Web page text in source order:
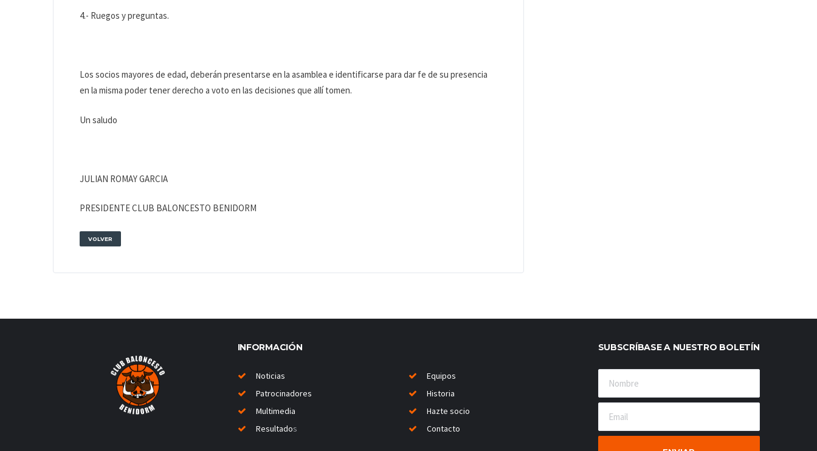
4.- Ruegos y preguntas.
Los socios mayores de edad, deberán presentarse en la asamblea e identificarse para dar fe de su presencia
en la misma poder tener derecho a voto en las decisiones que allí tomen.
Un saludo
JULIAN ROMAY GARCIA
PRESIDENTE CLUB BALONCESTO BENIDORM
VOLVER
INFORMACIÓN
Noticias
Equipos
Patrocinadores
Historia
Multimedia
Hazte socio
Resultados Contacto
SUBSCRÍBASE A NUESTRO BOLETÍN